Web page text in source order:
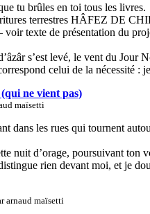
tu brûles en toi tous les livres.
terrestres HÂFEZ DE
voir texte de présentation du
s’est levé, le vent du Jour
celui de la nécessité
ne vient pas)
maïsetti
dans les rues qui tournent
nuit d’orage, poursuivant ton
rien devant moi, et je
arnaud maïsetti